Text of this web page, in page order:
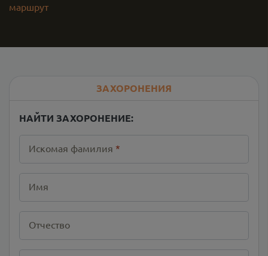
маршрут
ЗАХОРОНЕНИЯ
НАЙТИ ЗАХОРОНЕНИЕ:
Искомая фамилия *
Имя
Отчество